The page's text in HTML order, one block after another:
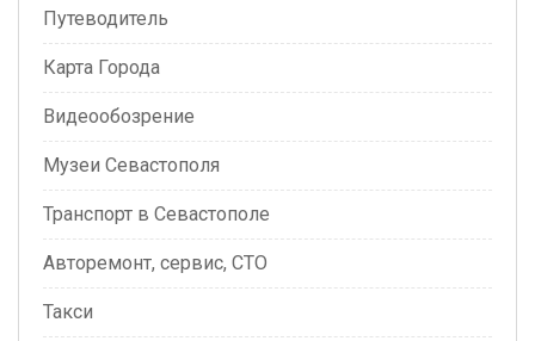
Путеводитель
Карта Города
Видеообозрение
Музеи Севастополя
Транспорт в Севастополе
Авторемонт, сервис, СТО
Такси